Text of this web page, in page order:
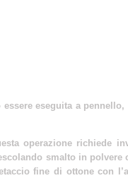
eseguita a
operazione richiede
smalto in
fine di ottone con